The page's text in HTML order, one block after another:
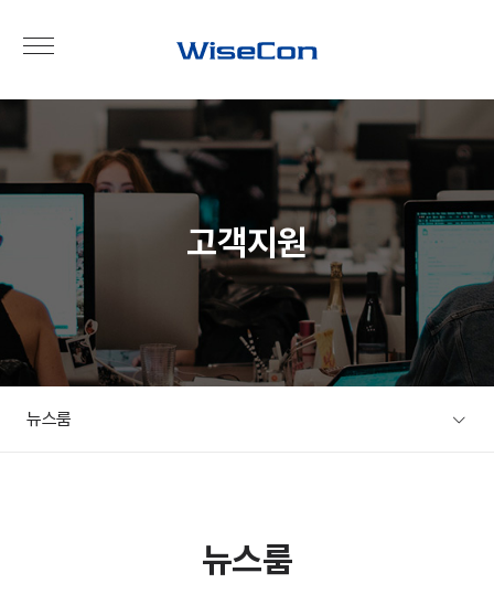
고객지원
뉴스룸
뉴스룸